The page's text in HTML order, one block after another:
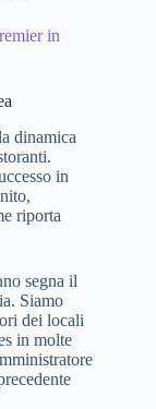
in
dinamica
in
riporta
segna il
Siamo
dei locali
in molte